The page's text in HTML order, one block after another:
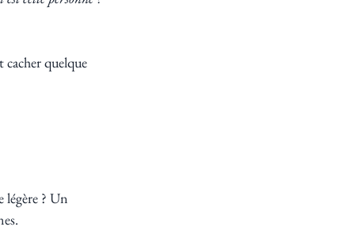
cacher quelque
légère ? Un